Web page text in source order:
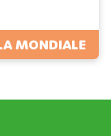
MONDIALE